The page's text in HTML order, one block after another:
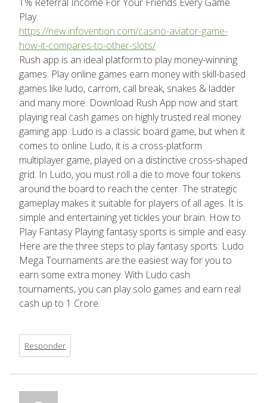
Play.
https://new.infovention.com/casino-aviator-game-
how-it-compares-to-other-slots/
Rush app is an ideal platform to play money-winning
games. Play online games earn money with skill-based
games like ludo, carrom, call break, snakes & ladder
and many more. Download Rush App now and start
playing real cash games on highly trusted real money
gaming app. Ludo is a classic board game, but when it
comes to online Ludo, it is a cross-platform
multiplayer game, played on a distinctive cross-shaped
grid. In Ludo, you must roll a die to move four tokens
around the board to reach the center. The strategic
gameplay makes it suitable for players of all ages. It is
simple and entertaining yet tickles your brain. How to
Play Fantasy Playing fantasy sports is simple and easy.
Here are the three steps to play fantasy sports: Ludo
Mega Tournaments are the easiest way for you to
earn some extra money. With Ludo cash
tournaments, you can play solo games and earn real
cash up to 1 Crore.
Responder